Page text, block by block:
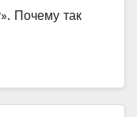
Почему так